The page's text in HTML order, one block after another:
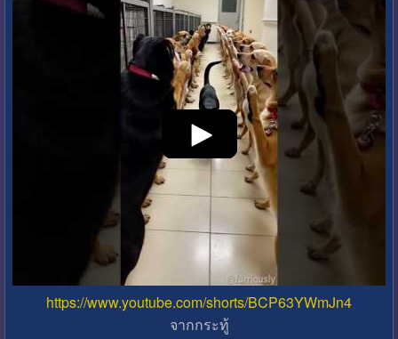
https://www.youtube.com/shorts/BCP63YWmJn4
จากกระทู้